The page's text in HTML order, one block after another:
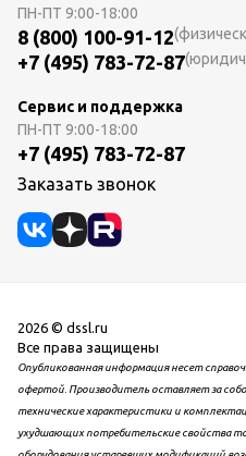
ПН-ПТ 9:00-18:00
8 (800) 100-91-12
+7 (495) 783-72-87
Сервис и поддержка
ПН-ПТ 9:00-18:00
+7 (495) 783-72-87
Заказать звонок
2026 © dssl.ru
Все права защищены
Опубликованная информация несет
офертой. Производитель оставляет за
технические характеристики и
ухудшающих потребительские свойства